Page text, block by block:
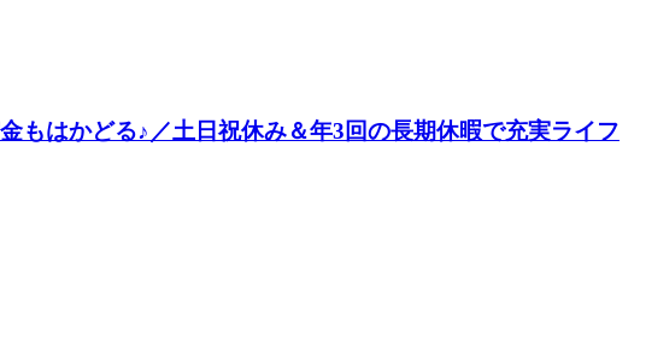
はかどる♪／土日祝休み＆年3回の長期休暇で充実ライフ